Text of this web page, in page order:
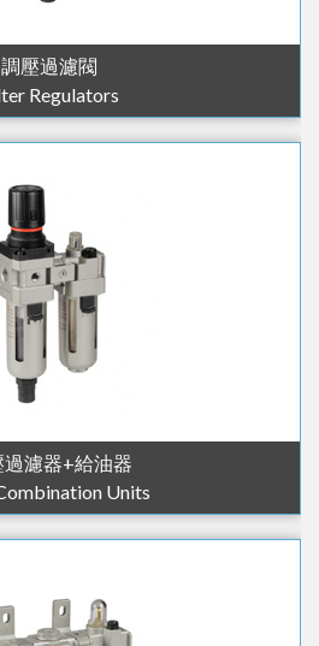
調壓過濾閥
Regulators
過濾器+給油器
Units